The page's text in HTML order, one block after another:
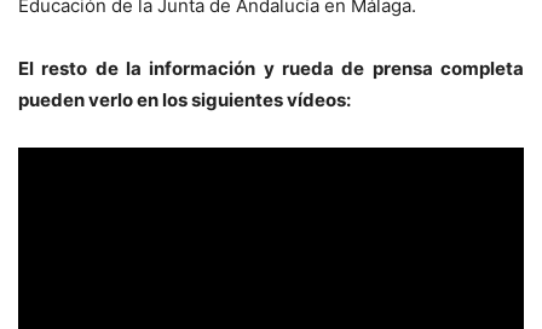
Educación de la Junta de Andalucía en Málaga.
El resto de la información y rueda de prensa completa
pueden verlo en los siguientes vídeos: